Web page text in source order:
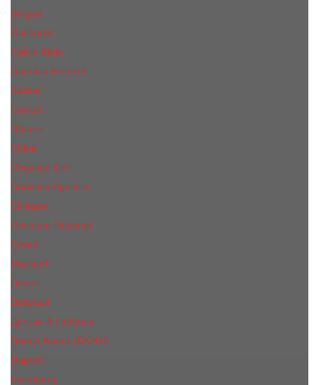
Bvlgari
Cacharel
Calvin Klein
Carolina Herrera
Cartier
Cerruti
Сhanеl
Chloe
Christian Dior
Christina Aguilera
Сliniquе
Costume National
Creed
Davidoff
Diesel
Diptyque
Дольче & Габбана
Donna Karan (DKNY)
Dupont
Eisenberg